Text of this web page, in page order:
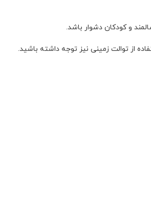
و کودکان دشوار باشد.
از توالت زمینی نیز توجه داشته باشید.